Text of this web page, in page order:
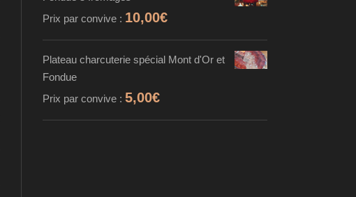
Prix par convive : 10,00€
Plateau charcuterie spécial Mont d'Or et
Fondue
Prix par convive : 5,00€